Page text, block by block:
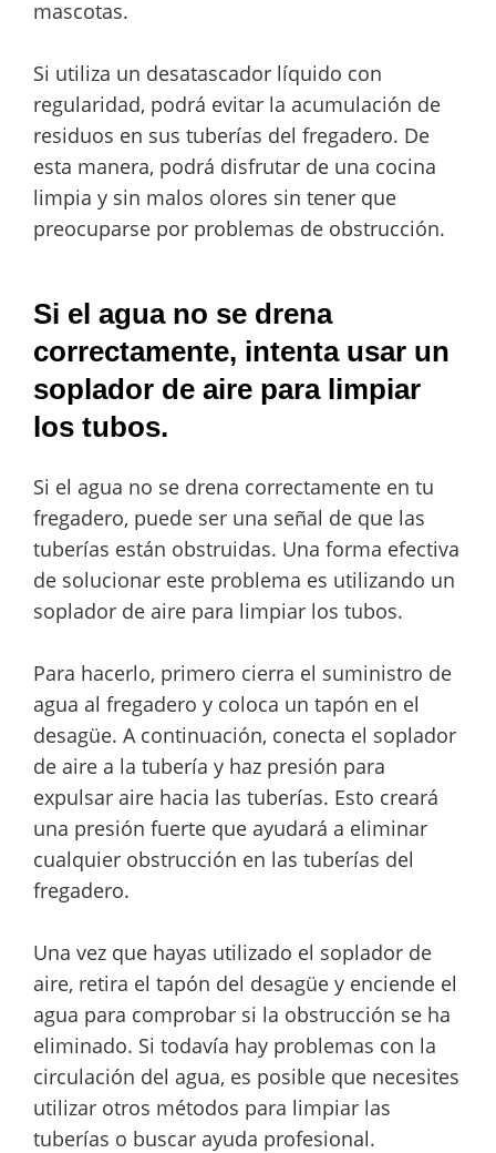
mascotas.
Si utiliza un desatascador líquido con
regularidad, podrá evitar la acumulación de
residuos en sus tuberías del fregadero. De
esta manera, podrá disfrutar de una cocina
limpia y sin malos olores sin tener que
preocuparse por problemas de obstrucción.
Si el agua no se drena
correctamente, intenta usar un
soplador de aire para limpiar
los tubos.
Si el agua no se drena correctamente en tu
fregadero, puede ser una señal de que las
tuberías están obstruidas. Una forma efectiva
de solucionar este problema es utilizando un
soplador de aire para limpiar los tubos.
Para hacerlo, primero cierra el suministro de
agua al fregadero y coloca un tapón en el
desagüe. A continuación, conecta el soplador
de aire a la tubería y haz presión para
expulsar aire hacia las tuberías. Esto creará
una presión fuerte que ayudará a eliminar
cualquier obstrucción en las tuberías del
fregadero.
Una vez que hayas utilizado el soplador de
aire, retira el tapón del desagüe y enciende el
agua para comprobar si la obstrucción se ha
eliminado. Si todavía hay problemas con la
circulación del agua, es posible que necesites
utilizar otros métodos para limpiar las
tuberías o buscar ayuda profesional.